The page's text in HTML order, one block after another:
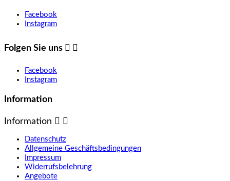
Facebook
Instagram
Folgen Sie uns  
Facebook
Instagram
Information
Information  
Datenschutz
Allgemeine Geschäftsbedingungen
Impressum
Widerrufsbelehrung
Angebote